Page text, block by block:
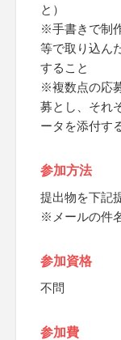
と）
※手書きで制
等で取り込ん
すること
※複数点の応
募とし、それ
ータを添付す
参加方法
提出物を下記
※メールの件
参加資格
不問
参加費